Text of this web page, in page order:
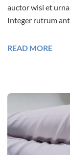
auctor wisi et
Integer rutrum
READ MORE